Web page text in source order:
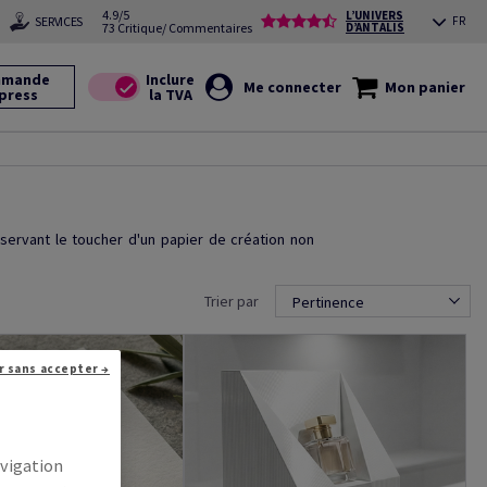
SERVICES
4.9/5
73 Critique/ Commentaires
L’UNIVERS
D’ANTALIS FR
Me connecter Mon panier
le toucher d'un papier de création non
Trier par Pertinence
sans accepter →